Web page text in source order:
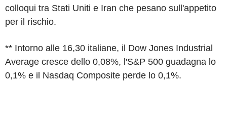
colloqui tra Stati Uniti e Iran che pesano sull'appetito
per il rischio.
** Intorno alle 16,30 italiane, il Dow Jones Industrial
Average cresce dello 0,08%, l'S&P 500 guadagna lo
0,1% e il Nasdaq Composite perde lo 0,1%.